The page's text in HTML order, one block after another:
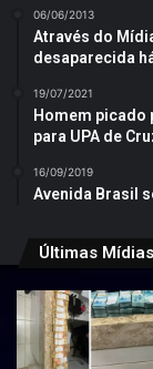
06/06/2013
Através do
desaparecida
19/07/2021
Homem picado
para UPA de
16/09/2019
Avenida Brasil
Últimas Mídias